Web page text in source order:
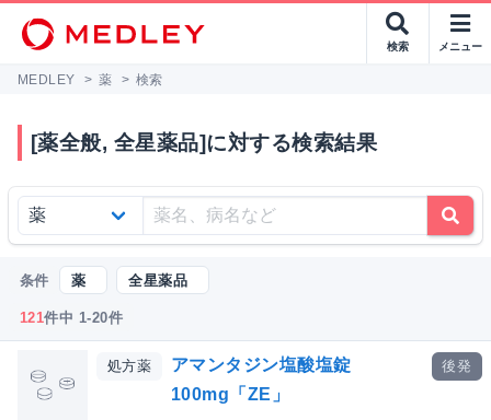
検索 メニュー
MEDLEY > 薬 > 検索
[薬全般, 全星薬品]に対する検索結果
条件 薬 全星薬品
121件中 1-20件
処方薬
アマンタジン塩酸塩錠
100mg「ZE」
後発